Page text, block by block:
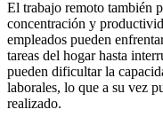
El trabajo remoto también
concentración y
empleados pueden
tareas del hogar hasta
pueden dificultar la
laborales, lo que a su vez
realizado.